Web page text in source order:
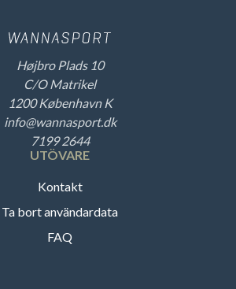
Højbro Plads 10
C/O Matrikel
1200 København K
info@wannasport.dk
7199 2644
UTÖVARE
Kontakt
Ta bort användardata
FAQ